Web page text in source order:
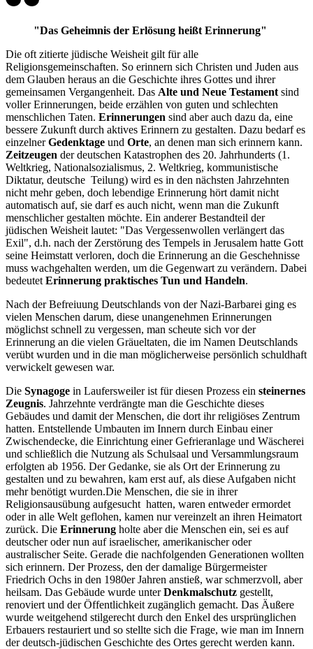
"Das Geheimnis der Erlösung heißt Erinnerung"
Die oft zitierte jüdische Weisheit gilt für alle
Religionsgemeinschaften. So erinnern sich Christen und Juden aus
dem Glauben heraus an die Geschichte ihres Gottes und ihrer
gemeinsamen Vergangenheit. Das Alte und Neue Testament sind
voller Erinnerungen, beide erzählen von guten und schlechten
menschlichen Taten. Erinnerungen sind aber auch dazu da, eine
bessere Zukunft durch aktives Erinnern zu gestalten. Dazu bedarf es
einzelnerGedenktage und Orte, an denen man sich erinnern kann.
Zeitzeugen der deutschen Katastrophen des 20. Jahrhunderts (1.
Weltkrieg, Nationalsozialismus, 2. Weltkrieg, kommunistische
Diktatur, deutsche Teilung) wird es in den nächsten Jahrzehnten
nicht mehr geben, doch lebendige Erinnerung hört damit nicht
automatisch auf, sie darf es auch nicht, wenn man die Zukunft
menschlicher gestalten möchte. Ein anderer Bestandteil der
jüdischen Weisheit lautet: "Das Vergessenwollen verlängert das
Exil", d.h. nach der Zerstörung des Tempels in Jerusalem hatte Gott
seine Heimstatt verloren, doch die Erinnerung an die Geschehnisse
muss wachgehalten werden, um die Gegenwart zu verändern. Dabei
bedeutet Erinnerung praktisches Tun und Handeln.
Nach der Befreiuung Deutschlands von der Nazi-Barbarei ging es
vielen Menschen darum, diese unangenehmen Erinnerungen
möglichst schnell zu vergessen, man scheute sich vor der
Erinnerung an die vielen Gräueltaten, die im Namen Deutschlands
verübt wurden und in die man möglicherweise persönlich schuldhaft
verwickelt gewesen war.
Die Synagoge in Laufersweiler ist für diesen Prozess ein steinernes
Zeugnis. Jahrzehnte verdrängte man die Geschichte dieses
Gebäudes und damit der Menschen, die dort ihr religiöses Zentrum
hatten. Entstellende Umbauten im Innern durch Einbau einer
Zwischendecke, die Einrichtung einer Gefrieranlage und Wäscherei
und schließlich die Nutzung als Schulsaal und Versammlungsraum
erfolgten ab 1956. Der Gedanke, sie als Ort der Erinnerung zu
gestalten und zu bewahren, kam erst auf, als diese Aufgaben nicht
mehr benötigt wurden.Die Menschen, die sie in ihrer
Religionsausübung aufgesucht hatten, waren entweder ermordet
oder in alle Welt geflohen, kamen nur vereinzelt an ihren Heimatort
zurück. Die Erinnerung holte aber die Menschen ein, sei es auf
deutscher oder nun auf israelischer, amerikanischer oder
australischer Seite. Gerade die nachfolgenden Generationen wollten
sich erinnern. Der Prozess, den der damalige Bürgermeister
Friedrich Ochs in den 1980er Jahren anstieß, war schmerzvoll, aber
heilsam. Das Gebäude wurde unterDenkmalschutz gestellt,
renoviert und der Öffentlichkeit zugänglich gemacht. Das Äußere
wurde weitgehend stilgerecht durch den Enkel des ursprünglichen
Erbauers restauriert und so stellte sich die Frage, wie man im Innern
der deutsch-jüdischen Geschichte des Ortes gerecht werden kann.